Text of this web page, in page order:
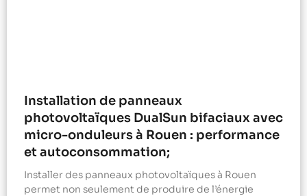
Installation de panneaux
photovoltaïques DualSun bifaciaux avec
micro-onduleurs à Rouen : performance
et autoconsommation;
Installer des panneaux photovoltaïques à Rouen
permet non seulement de produire de l’énergie